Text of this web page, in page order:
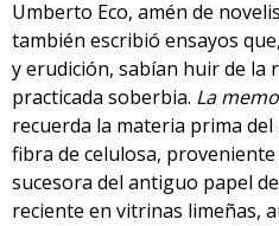
Umberto Eco, amén de
también escribió ensayos
y erudición, sabían huir de la
practicada soberbia. La
recuerda la materia prima del
fibra de celulosa,
sucesora del antiguo papel
reciente en vitrinas limeñas,